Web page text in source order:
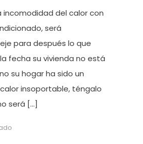
incomodidad del calor con
será
para después lo que
fecha su vivienda no está
su hogar ha sido un
insoportable, téngalo
será […]